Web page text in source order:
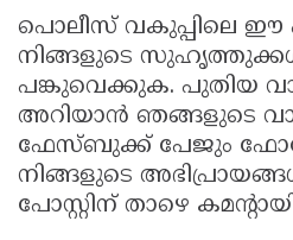
പൊലീസ് വകുപ്പിലെ ഈ
നിങ്ങളുടെ
പങ്കുവെക്കുക. പുതിയ
അറിയാൻ ഞങ്ങളുടെ
ഫേസ്ബുക്ക് പേജും
നിങ്ങളുടെ
പോസ്റ്റിന് താഴെ